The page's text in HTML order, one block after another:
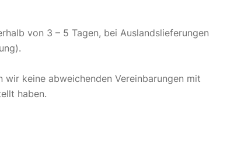
von 3 – 5 Tagen, bei Auslandslieferungen
keine abweichenden Vereinbarungen mit
haben.